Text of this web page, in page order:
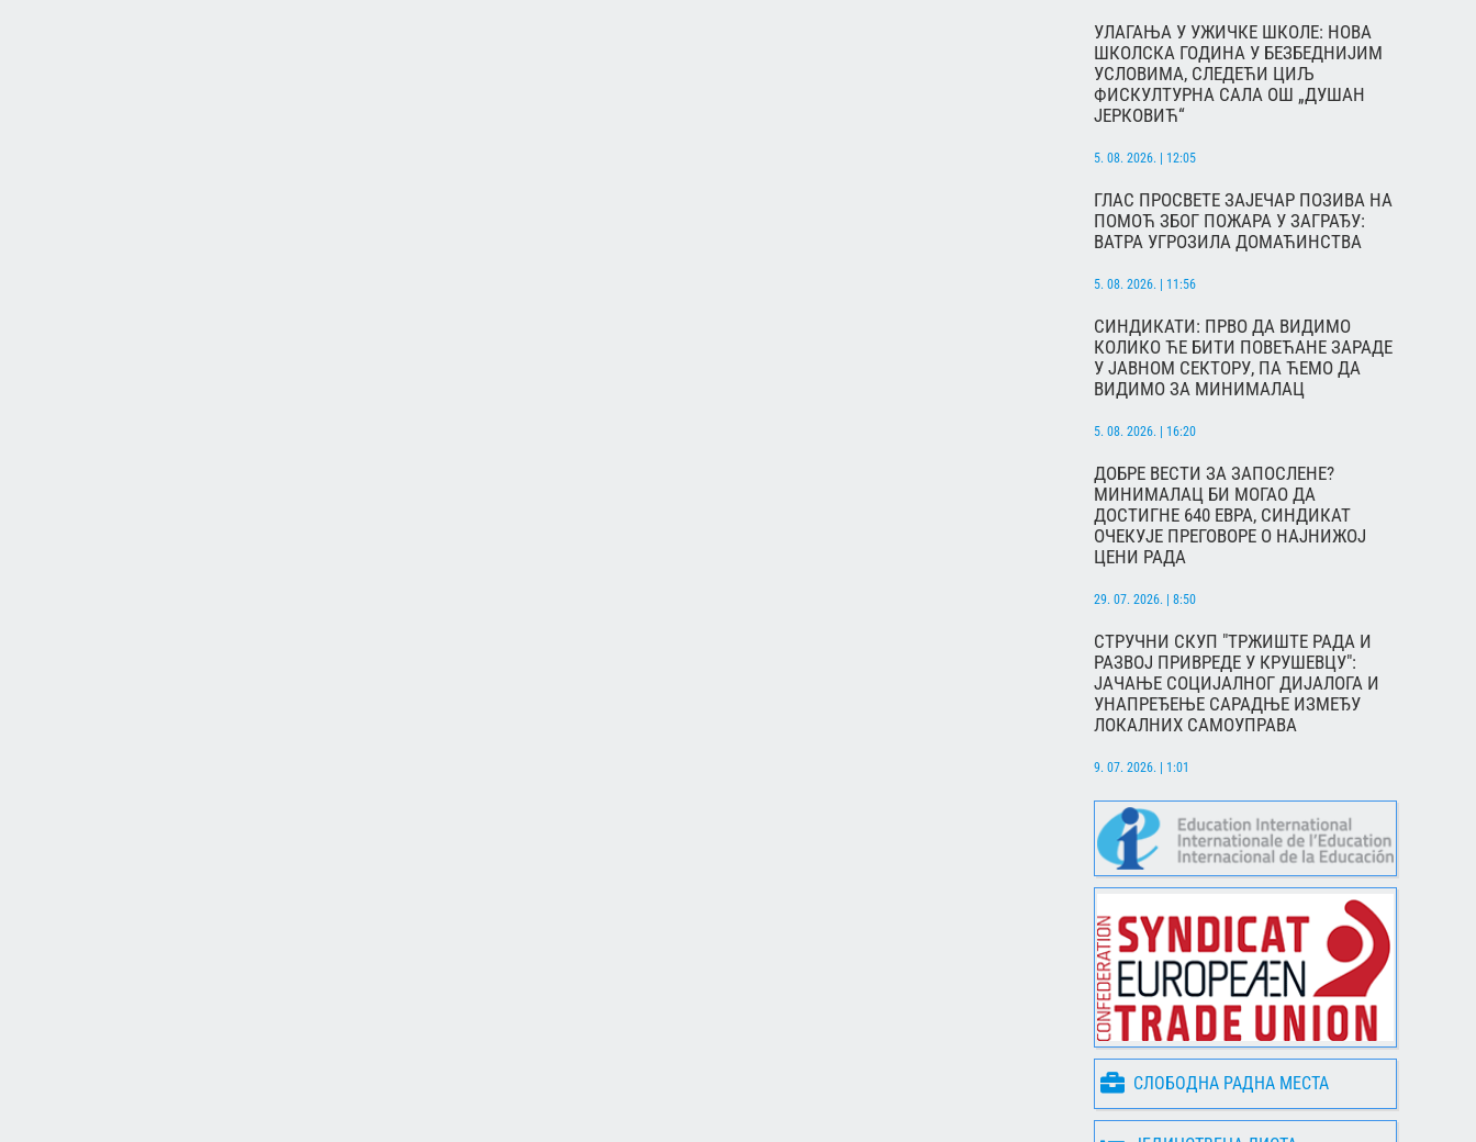
УЛАГАЊА У УЖИЧКЕ ШКОЛЕ: НОВА
ШКОЛСКА ГОДИНА У БЕЗБЕДНИЈИМ
УСЛОВИМА, СЛЕДЕЋИ ЦИЉ
ФИСКУЛТУРНА САЛА ОШ „ДУШАН
ЈЕРКОВИЋ“
5. 08. 2026. | 12:05
ГЛАС ПРОСВЕТЕ ЗАЈЕЧАР ПОЗИВА НА
ПОМОЋ ЗБОГ ПОЖАРА У ЗАГРАЂУ:
ВАТРА УГРОЗИЛА ДОМАЋИНСТВА
5. 08. 2026. | 11:56
СИНДИКАТИ: ПРВО ДА ВИДИМО
КОЛИКО ЋЕ БИТИ ПОВЕЋАНЕ ЗАРАДЕ
У ЈАВНОМ СЕКТОРУ, ПА ЋЕМО ДА
ВИДИМО ЗА МИНИМАЛАЦ
5. 08. 2026. | 16:20
ДОБРЕ ВЕСТИ ЗА ЗАПОСЛЕНЕ?
МИНИМАЛАЦ БИ МОГАО ДА
ДОСТИГНЕ 640 ЕВРА, СИНДИКАТ
ОЧЕКУЈЕ ПРЕГОВОРЕ О НАЈНИЖОЈ
ЦЕНИ РАДА
29. 07. 2026. | 8:50
СТРУЧНИ СКУП "ТРЖИШТЕ РАДА И
РАЗВОЈ ПРИВРЕДЕ У КРУШЕВЦУ":
ЈАЧАЊЕ СОЦИЈАЛНОГ ДИЈАЛОГА И
УНАПРЕЂЕЊЕ САРАДЊЕ ИЗМЕЂУ
ЛОКАЛНИХ САМОУПРАВА
9. 07. 2026. | 1:01
СЛОБОДНА РАДНА МЕСТА